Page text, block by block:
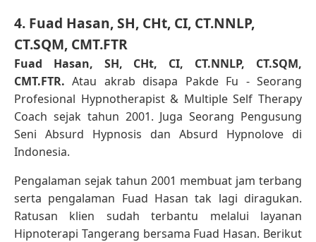
4. Fuad Hasan, SH, CHt, CI, CT.NNLP,
CT.SQM, CMT.FTR
Fuad Hasan, SH, CHt, CI, CT.NNLP, CT.SQM,
CMT.FTR. Atau akrab disapa Pakde Fu - Seorang
Profesional Hypnotherapist & Multiple Self Therapy
Coach sejak tahun 2001. Juga Seorang Pengusung
Seni Absurd Hypnosis dan Absurd Hypnolove di
Indonesia.
Pengalaman sejak tahun 2001 membuat jam terbang
serta pengalaman Fuad Hasan tak lagi diragukan.
Ratusan klien sudah terbantu melalui layanan
Hipnoterapi Tangerang bersama Fuad Hasan. Berikut